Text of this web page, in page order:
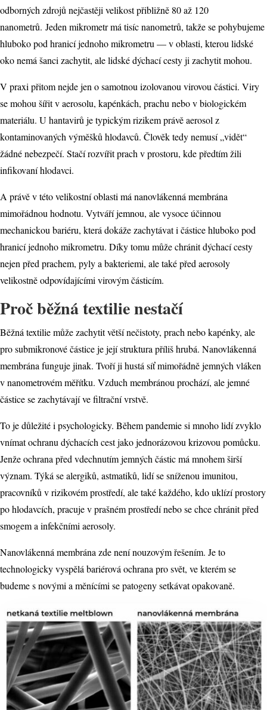
odborných zdrojů nejčastěji velikost přibližně 80 až 120
nanometrů. Jeden mikrometr má tisíc nanometrů, takže se pohybujeme
hluboko pod hranicí jednoho mikrometru — v oblasti, kterou lidské
oko nemá šanci zachytit, ale lidské dýchací cesty ji zachytit mohou.
V praxi přitom nejde jen o samotnou izolovanou virovou částici. Viry
se mohou šířit v aerosolu, kapénkách, prachu nebo v biologickém
materiálu. U hantavirů je typickým rizikem právě aerosol z
kontaminovaných výměšků hlodavců. Člověk tedy nemusí „vidět“
žádné nebezpečí. Stačí rozvířit prach v prostoru, kde předtím žili
infikovaní hlodavci.
A právě v této velikostní oblasti má nanovlákenná membrána
mimořádnou hodnotu. Vytváří jemnou, ale vysoce účinnou
mechanickou bariéru, která dokáže zachytávat i částice hluboko pod
hranicí jednoho mikrometru. Díky tomu může chránit dýchací cesty
nejen před prachem, pyly a bakteriemi, ale také před aerosoly
velikostně odpovídajícími virovým částicím.
Proč běžná textilie nestačí
Běžná textilie může zachytit větší nečistoty, prach nebo kapénky, ale
pro submikronové částice je její struktura příliš hrubá. Nanovlákenná
membrána funguje jinak. Tvoří ji hustá síť mimořádně jemných vláken
v nanometrovém měřítku. Vzduch membránou prochází, ale jemné
částice se zachytávají ve filtrační vrstvě.
To je důležité i psychologicky. Během pandemie si mnoho lidí zvyklo
vnímat ochranu dýchacích cest jako jednorázovou krizovou pomůcku.
Jenže ochrana před vdechnutím jemných částic má mnohem širší
význam. Týká se alergiků, astmatiků, lidí se sníženou imunitou,
pracovníků v rizikovém prostředí, ale také každého, kdo uklízí prostory
po hlodavcích, pracuje v prašném prostředí nebo se chce chránit před
smogem a infekčními aerosoly.
Nanovlákenná membrána zde není nouzovým řešením. Je to
technologicky vyspělá bariérová ochrana pro svět, ve kterém se
budeme s novými a měnícími se patogeny setkávat opakovaně.